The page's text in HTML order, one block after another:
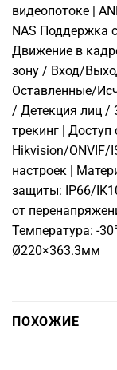
видеопотоке |
NAS Поддержка
Движение в
зону / Вход/
Оставленные/
/ Детекция лиц /
трекинг |
Hikvision/ONVIF/
настроек |
защиты: IP66/
от
Температура: -
Ø220×363.3мм
ПОХОЖИЕ